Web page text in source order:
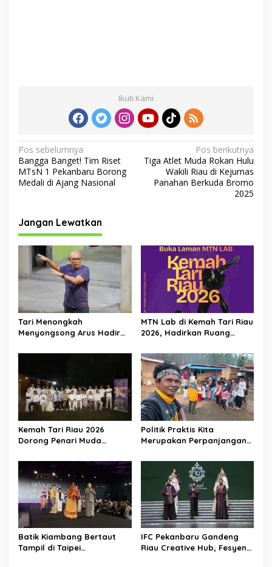
Ikuti Kami
N
a
v
g
a
i
p
o
s
Pos sebelumnya
Bangga Banget! Tim Riset
MTsN 1 Pekanbaru Borong
Medali di Ajang Nasional
Pos berikutnya
Tiga Atlet Muda Rokan Hulu
Wakili Riau di Kejurnas
Panahan Berkuda Bromo
2025
Jangan Lewatkan
Tari Menongkah
Menyongsong Arus Hadir
MTN Lab di Kemah Tari Riau
2026, Hadirkan Ruang
Budaya Riau bagi Pelaku
Tari Muda Indonesia
Kemah Tari Riau 2026
Dorong Penari Muda
Tubuh, Ruang, dan Budaya
Politik Praktis Kita
Merupakan Perpanjangan
Batik Kiambang Bertaut
Tampil di Taipei
IFC Pekanbaru Gandeng
Riau Creative Hub, Fesyen